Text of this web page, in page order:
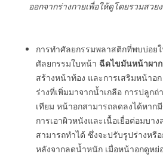
ออกจากร่างกายเพื่อให้ดูโดยรวมสวย
การทำศัลยกรรมพลาสติกที่พบบ่อย
ศัลยกรรมใบหน้า ฉีดไขมันหน้าผาก
สร้างหน้าท้อง และการเสริมหน้าอ
ร่างที่เพิ่มมาจากน้ำเกลือ การปลูก
เทียม หน้าอกสามารถลดลงได้หาก
การเอาผิวหนังและเนื้อเยื่อต่อมบา
สามารถทำได้ ซึ่งจะปรับรูปร่างหรื
หลังจากลดน้ำหนัก เมื่อหน้าอกดูหย่